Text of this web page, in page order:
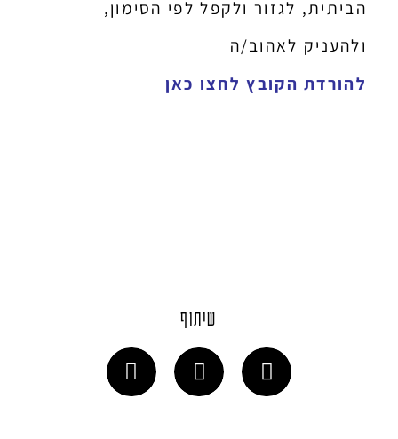
הביתית, לגזור ולקפל לפי הסימון,
ולהעניק לאהוב/ה
להורדת הקובץ לחצו כאן
שיתוף